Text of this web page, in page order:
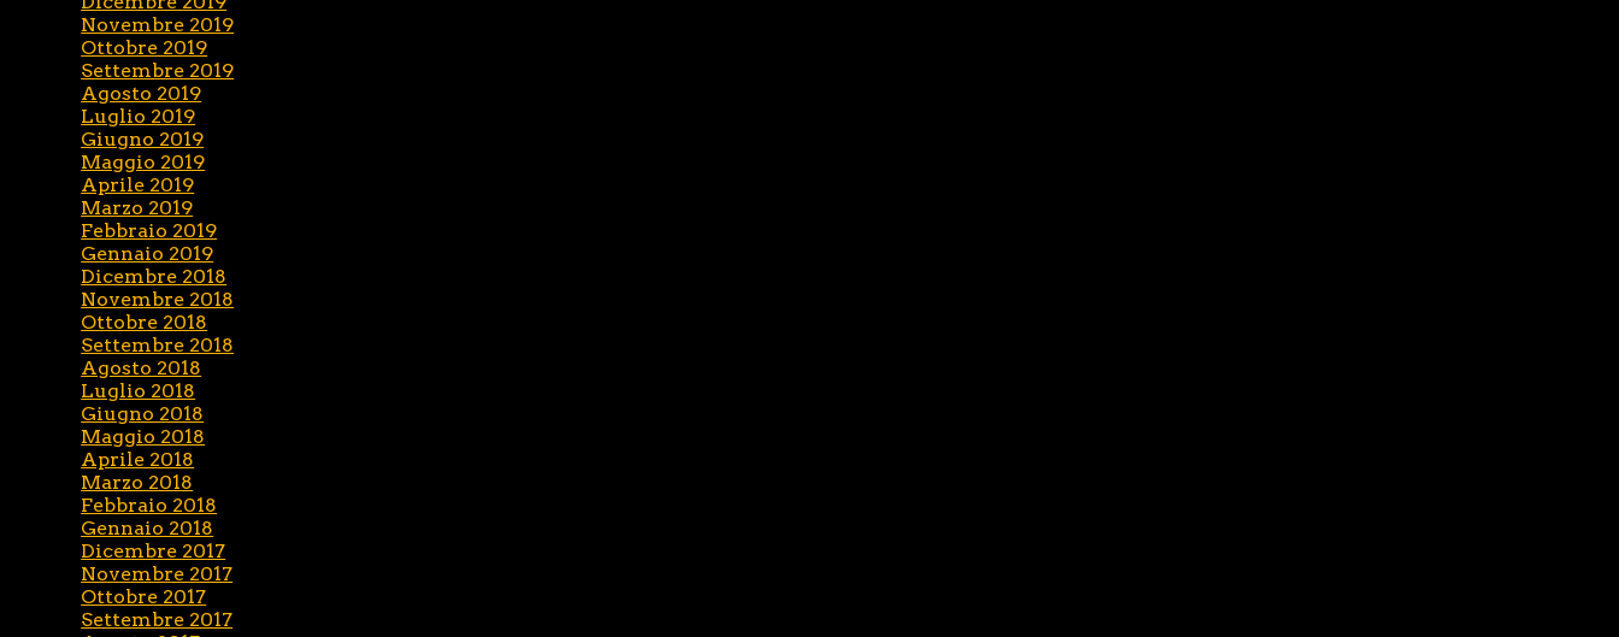
Novembre 2019
Ottobre 2019
Settembre 2019
Agosto 2019
Luglio 2019
Giugno 2019
Maggio 2019
Aprile 2019
Marzo 2019
Febbraio 2019
Gennaio 2019
Dicembre 2018
Novembre 2018
Ottobre 2018
Settembre 2018
Agosto 2018
Luglio 2018
Giugno 2018
Maggio 2018
Aprile 2018
Marzo 2018
Febbraio 2018
Gennaio 2018
Dicembre 2017
Novembre 2017
Ottobre 2017
Settembre 2017